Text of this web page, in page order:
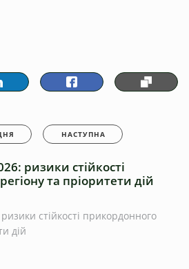
НАСТУПНА
ризики стійкості
та пріоритети дій
стійкості прикордонного
дій